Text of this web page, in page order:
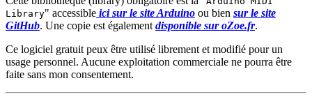
Library" accessible ici sur le site Arduino ou bien sur le site
GitHub. Une copie est également disponible sur oZoe.fr.
Ce logiciel gratuit peux être utilisé librement et modifié pour un
usage personnel. Aucune exploitation commerciale ne pourra être
faite sans mon consentement.